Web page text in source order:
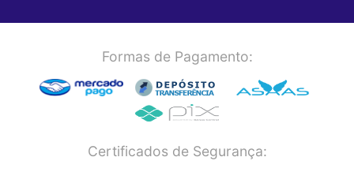
Formas de Pagamento:
Certificados de Segurança: